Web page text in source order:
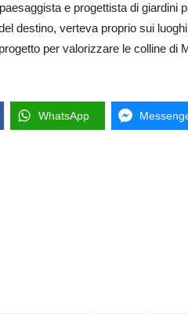
e progettista di giardini
destino, verteva proprio sui
per valorizzare le colline di
WhatsApp